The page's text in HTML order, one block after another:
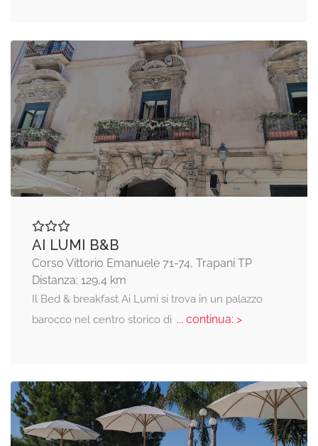
AI LUMI B&B
Corso Vittorio Emanuele 71-74, Trapani TP
Distanza: 129,4 km
Il Bed & breakfast Ai Lumi si trova in un palazzo
barocco nel centro storico di ... continua: >